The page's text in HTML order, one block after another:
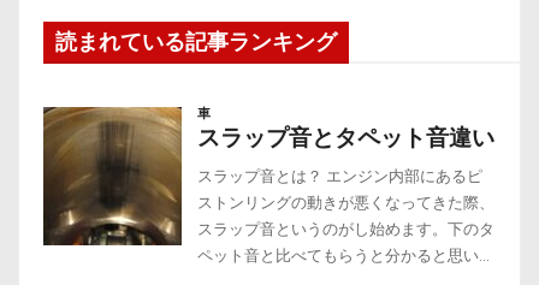
読まれている記事ランキング